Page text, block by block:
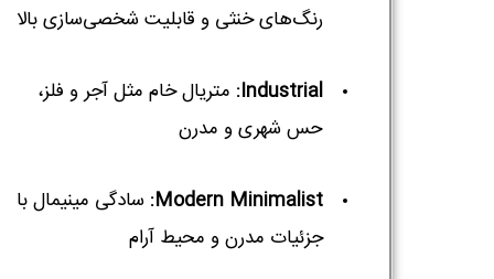
رنگ‌های خنثی و قابلیت شخصی‌سازی بالا
Industrial: متریال خام مثل آجر و فلز،
حس شهری و مدرن
Modern Minimalist: سادگی مینیمال با
جزئیات مدرن و محیط آرام